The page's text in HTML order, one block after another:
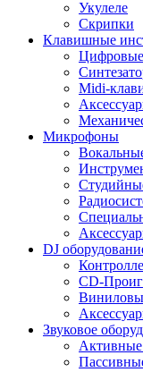
Укулеле
Скрипки
Клавишные
Midi-
Микрофоны
DJ
CD-
Звуковое
Активные